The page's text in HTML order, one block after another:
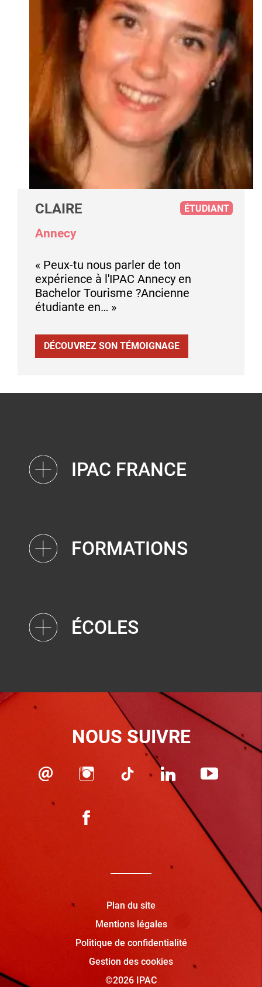
CLAIRE
Annecy
« Peux-tu nous parler de ton
expérience à l'IPAC Annecy en
Bachelor Tourisme ?Ancienne
étudiante en… »
ÉTUDIANT
DÉCOUVREZ SON TÉMOIGNAGE
IPAC FRANCE
FORMATIONS
ÉCOLES
NOUS SUIVRE
Plan du site
Mentions légales
Politique de confidentialité
Gestion des cookies
©2026 IPAC